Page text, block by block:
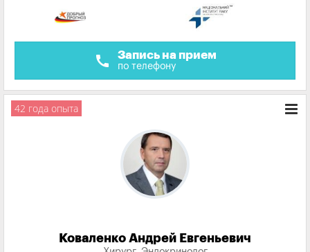
call Запись на прием
по телефону
42 года опыта
Коваленко Андрей Евгеньевич